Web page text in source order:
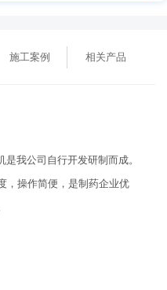
施工案例 相关产品
我公司自行开发研制而成。
，操作简便，是制药企业优